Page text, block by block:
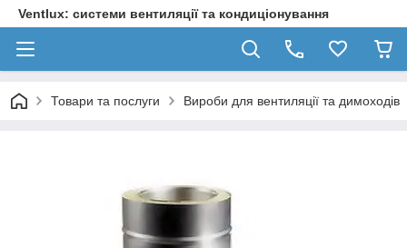
Ventlux: системи вентиляції та кондиціонування
Товари та послуги Вироби для вентиляції та димоходів